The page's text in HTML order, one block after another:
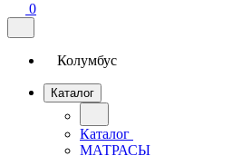
0
Колумбус
Каталог
Каталог
МАТРАСЫ